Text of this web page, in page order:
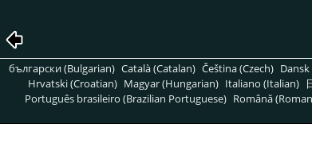
български (Bulgarian) Català (Catalan) Čeština (Czech)
Hrvatski (Croatian) Magyar (Hungarian) Italiano (Italian)
Português brasileiro (Brazilian Portuguese) Română